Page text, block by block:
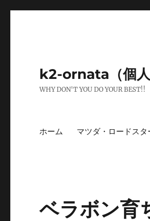
k2-ornata（個人
WHY DON'T YOU DO YOUR BEST!!
ホーム マツダ・ロードス
ベラボン育